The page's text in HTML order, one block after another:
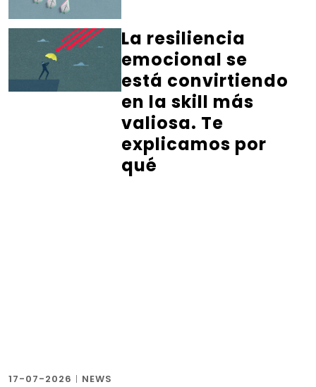
La resiliencia
emocional se
está convirtiendo
en la skill más
valiosa. Te
explicamos por
qué
17-07-2026 | NEWS